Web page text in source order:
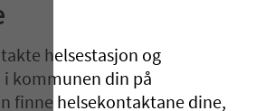
helsestasjon og
i kommunen din på
finne helsekontaktane dine,